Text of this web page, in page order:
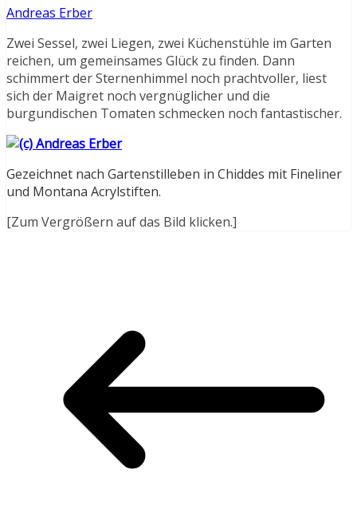
Andreas Erber
Zwei Sessel, zwei Liegen, zwei Küchenstühle im Garten
reichen, um gemeinsames Glück zu finden. Dann
schimmert der Sternenhimmel noch prachtvoller, liest
sich der Maigret noch vergnüglicher und die
burgundischen Tomaten schmecken noch fantastischer.
Gezeichnet nach Gartenstilleben in Chiddes mit Fineliner
und Montana Acrylstiften.
[Zum Vergrößern auf das Bild klicken.]